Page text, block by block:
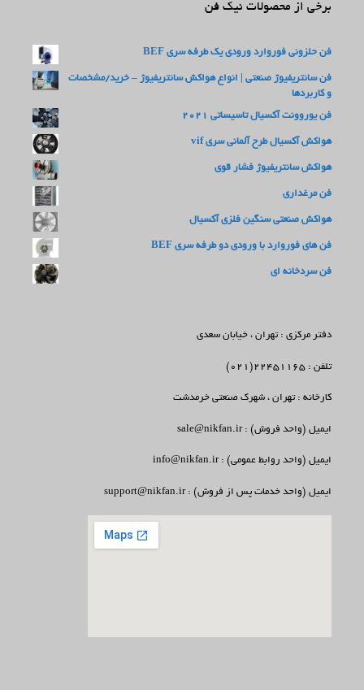
برخی از محصولات نیک فن
فن حلزونی فوروارد ورودی یک طرفه سری BEF
فن سانتریفیوژ صنعتی | انواع هواکش سانتریفیوژ – خرید/مشخصات
و کاربردها
فن یوروونت آکسیال تاسیساتی 2021
هواکش آکسیال طرح آلمانی سری vif
هواکش سانتریفیوژ فشار قوی
فن مرغداری
هواکش صنعتی سنگین فلزی آکسیال
فن های فوروارد با ورودی دو طرفه سری BEF
فن سردخانه ای
دفتر مرکزی : تهران ، خیابان سعدی
تلفن : 22451165(021)
کارخانه : تهران ، شهرک صنعتی خرمدشت
ایمیل (واحد فروش) : sale@nikfan.ir
ایمیل (واحد روابط عمومی) : info@nikfan.ir
ایمیل (واحد خدمات پس از فروش) : support@nikfan.ir